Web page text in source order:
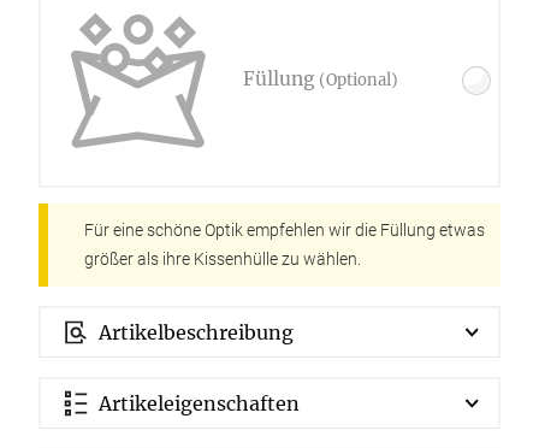
Füllung (Optional)
Für eine schöne Optik empfehlen wir die Füllung etwas
größer als ihre Kissenhülle zu wählen.
Artikelbeschreibung
Artikeleigenschaften